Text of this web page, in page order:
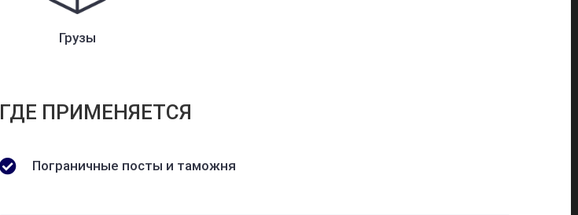
Грузы
ГДЕ ПРИМЕНЯЕТСЯ
Пограничные посты и таможня